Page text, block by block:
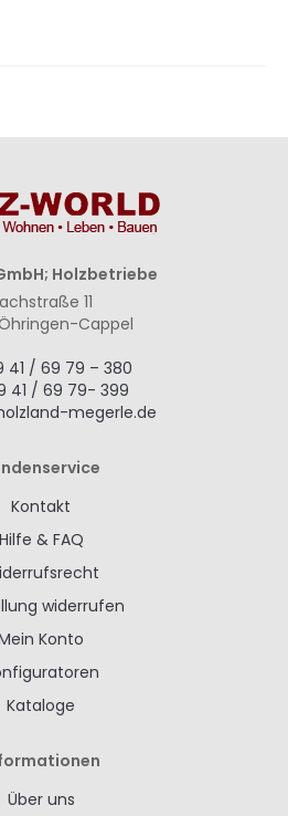
Holzbetriebe
11
Cappel
41 / 69 79 – 380
41 / 69 79- 399
megerle.de
Kontakt
Hilfe & FAQ
widerrufen
Konto
Kataloge
Über uns